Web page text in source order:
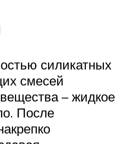
силикатных
смесей
– жидкое
После